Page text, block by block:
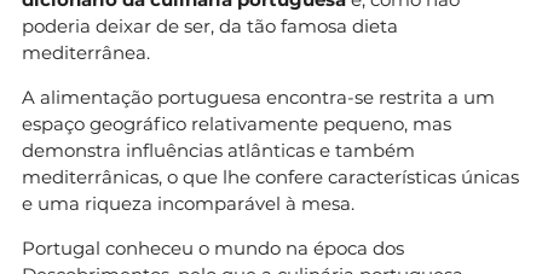
poderia deixar de ser, da tão famosa dieta
mediterrânea.
A alimentação portuguesa encontra-se restrita a um
espaço geográfico relativamente pequeno, mas
demonstra influências atlânticas e também
mediterrânicas, o que lhe confere características únicas
e uma riqueza incomparável à mesa.
Portugal conheceu o mundo na época dos